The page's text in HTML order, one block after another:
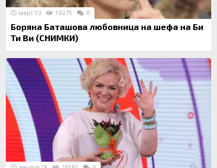
Боряна Баташова любовница на шефа на Би
Ти Ви (СНИМКИ)
март 10 16275 0